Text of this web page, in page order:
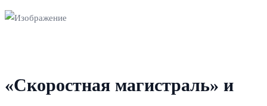
«Скоростная магистраль» и